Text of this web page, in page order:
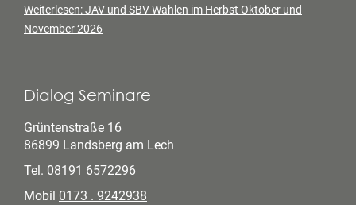
Weiterlesen: JAV und SBV Wahlen im Herbst Oktober und
November 2026
Dialog Seminare
Grüntenstraße 16
86899 Landsberg am Lech
Tel. 08191 6572296
Mobil 0173 . 9242938